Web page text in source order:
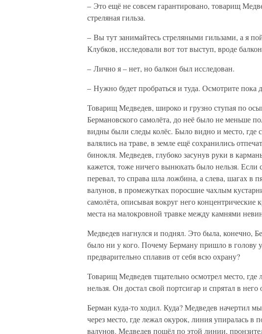
– Это ещё не совсем гарантировано, товарищ
стреляная гильза.
– Вы тут занимайтесь стреляными гильзами, а я
Клубков, исследовали вот тот выступ, вроде
– Лично я – нет, но балкон был исследован.
– Нужно будет пробраться и туда. Осмотрите пока
Товарищ Медведев, широко и грузно ступая по
Бермановского самолёта, до неё было не меньше
видны были следы колёс. Было видно и место, где
валялись на траве, в земле ещё сохранились
бинокля. Медведев, глубоко засунув руки в
кажется, тоже ничего вынюхать было нельзя. Если
перевал, то справа шла ложбина, а слева, шагах в
валунов, в промежутках поросшие чахлым
самолёта, описывая вокруг него
места на малокровной травке между камнями
Медведев нагнулся и поднял. Это была, конечно,
было ни у кого. Почему Берману пришло в голову
предварительно сплавив от себя всю охрану?
Товарищ Медведев тщательно осмотрел место,
нельзя. Он достал свой портсигар и спрятал в
Берман куда-то ходил. Куда? Медведев начертил
через место, где лежал окурок, линия упиралась
валунов. Медведев пошёл по этой линии,